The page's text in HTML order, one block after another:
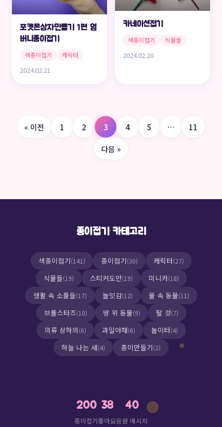
포켓몬상자만들기 1편 염
버니종이접기
색종이접기 캐릭터
2024.02.21
카네이션접기
색종이접기 식물들
2024.02.20
매
« 이전 1 2 3 4 5 …
11
다음 »
종이접기 카테고리
색종이접기(141) 종이접기(30) 캐릭터(27)
식물들(19) 스티커도안(19) 미니카(18)
생활 속 소품들(17) 놀잇감(12) 물 속 동물(11)
브롤스타즈(10) 땅 위 동물(9) 탈 것(7)
의류 상하의 (6) 과일야채(6) 놀이터(4)
하늘 나는 새(4) 종이만들기(2)
200
종이접기
38
좋아요
40
응원 메시지